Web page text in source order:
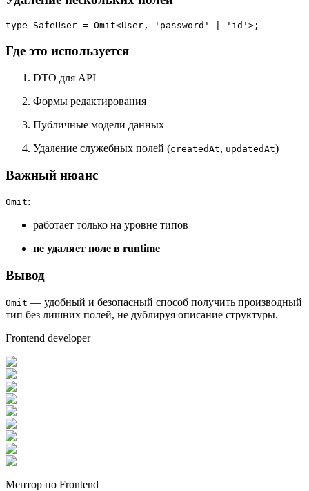
type SafeUser = Omit<User , 'password' 'id'
Где это используется
DTO для API
Формы редактирования
Публичные модели данных
Удаление служебных полей (createdAt, updatedAt)
Важный нюанс
Omit:
работает только на уровне типов
не удаляет поле в runtime
Вывод
Omit — удобный и безопасный способ получить производный
тип без лишних полей, не дублируя описание структуры.
Frontend developer
Ментор по Frontend